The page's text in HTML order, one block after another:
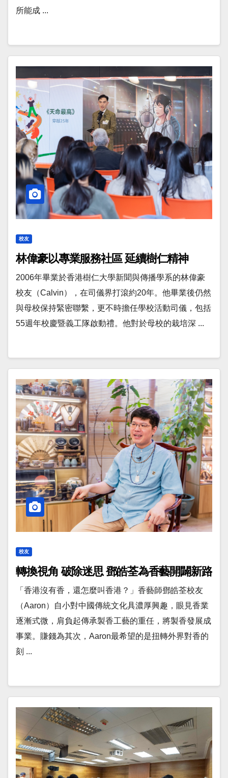
所能成 ...
校友
林偉豪以專業服務社區 延續樹仁精神
2006年畢業於香港樹仁大學新聞與傳播學系的林偉豪
校友（Calvin），在司儀界打滾約20年。他畢業後仍然
與母校保持緊密聯繫，更不時擔任學校活動司儀，包括
55週年校慶暨義工隊啟動禮。他對於母校的栽培深 ...
校友
轉換視角 破除迷思 鄧皓荃為香藝開闢新路
「香港沒有香，還怎麼叫香港？」香藝師鄧皓荃校友
（Aaron）自小對中國傳統文化具濃厚興趣，眼見香業
逐漸式微，肩負起傳承製香工藝的重任，將製香發展成
事業。賺錢為其次，Aaron最希望的是扭轉外界對香的
刻 ...